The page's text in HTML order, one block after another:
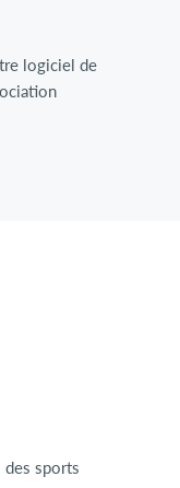
logiciel de
des sports